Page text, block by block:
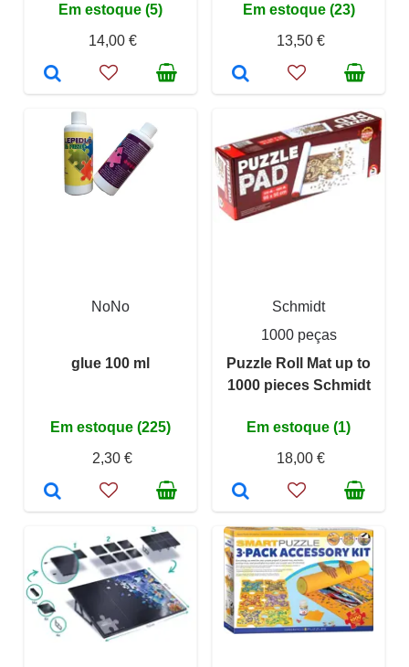
Em estoque (5)
14,00 €
Em estoque (23)
13,50 €
NoNo
glue 100 ml
Em estoque (225)
2,30 €
Schmidt
1000 peças
Puzzle Roll Mat up to
1000 pieces Schmidt
Em estoque (1)
18,00 €